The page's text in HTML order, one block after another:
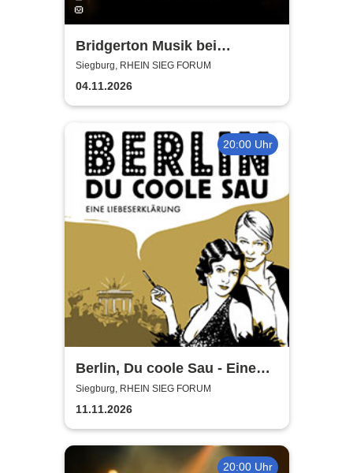
Bridgerton Musik bei
Kerzenschein
Siegburg, RHEIN SIEG FORUM
04.11.2026
20:00 Uhr
Berlin, Du coole Sau - Eine
Liebeserklärung
Siegburg, RHEIN SIEG FORUM
11.11.2026
20:00 Uhr